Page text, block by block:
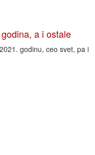
a i ostale
godinu, ceo svet, pa i